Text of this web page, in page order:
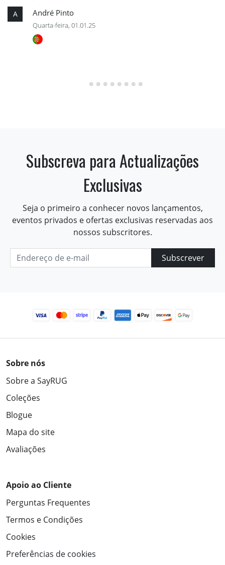
A André Pinto
Quarta-feira, 01.01.25
Subscreva para Actualizações
Exclusivas
Seja o primeiro a conhecer novos lançamentos,
eventos privados e ofertas exclusivas reservadas aos
nossos subscritores.
Subscrever
Sobre nós
Sobre a SayRUG
Coleções
Blogue
Mapa do site
Avaliações
Apoio ao Cliente
Perguntas Frequentes
Termos e Condições
Cookies
Preferências de cookies